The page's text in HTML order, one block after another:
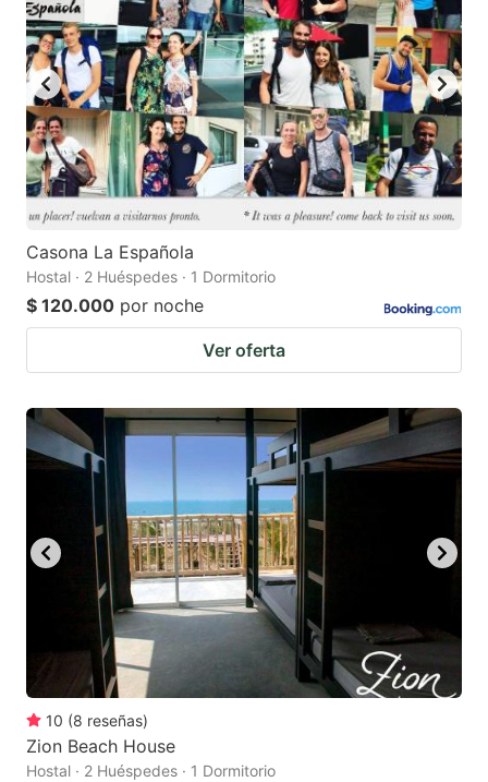
key
to
get
the
keyboard
shortcuts
for
changing
dates.
key
to
get
the
keyboard
shortcuts
for
Casona La Española
Hostal · 2 Huéspedes · 1 Dormitorio
$ 120.000 por noche
Ver oferta
10 (8 reseñas)
Zion Beach House
Hostal · 2 Huéspedes · 1 Dormitorio